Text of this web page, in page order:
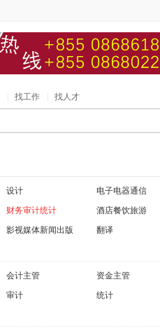
找工作 找人才
设计 电子电器通信
财务审计统计 酒店餐饮旅游
影视媒体新闻出版 翻译
会计主管 资金主管
审计 统计